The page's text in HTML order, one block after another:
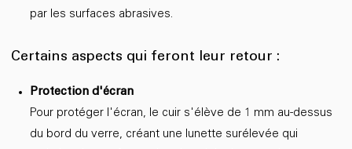
par les surfaces abrasives.
Certains aspects qui feront leur retour :
Protection d'écran
Pour protéger l'écran, le cuir s'élève de 1 mm au-dessus
du bord du verre, créant une lunette surélevée qui